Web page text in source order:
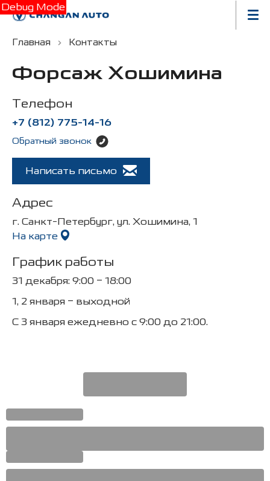
Debug Mode
Главная Контакты
Форсаж Хошимина
Телефон
+7 (812) 775-14-16
Обратный звонок
Написать письмо
Адрес
г. Санкт-Петербург, ул. Хошимина, 1
На карте
График работы
31 декабря: 9:00 – 18:00
1, 2 января – выходной
С 3 января ежедневно с 9:00 до 21:00.